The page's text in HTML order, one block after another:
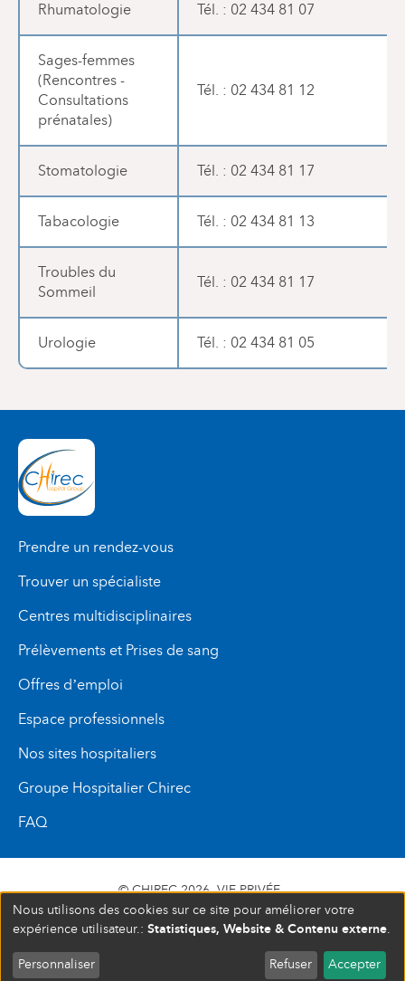
Rhumatologie Tél. : 02 434 81 07
Sages-femmes
(Rencontres -
Consultations
prénatales)
Tél. : 02 434 81 12
Stomatologie Tél. : 02 434 81 17
Tabacologie Tél. : 02 434 81 13
Troubles du
Sommeil
Tél. : 02 434 81 17
Urologie Tél. : 02 434 81 05
Prendre un rendez-vous
Trouver un spécialiste
Centres multidisciplinaires
Prélèvements et Prises de sang
Offres d’emploi
Espace professionnels
Nos sites hospitaliers
Groupe Hospitalier Chirec
FAQ
© CHIREC 2026 VIE PRIVÉE
SIÈGE SOCIAL BOULEVARD DU TRIOMPHE 201 1160
BRUXELLES N° D’ENTREPRISE : 472 937 059
Nous utilisons des cookies sur ce site pour améliorer votre
expérience utilisateur.: Statistiques, Website & Contenu externe.
Personnaliser Refuser Accepter